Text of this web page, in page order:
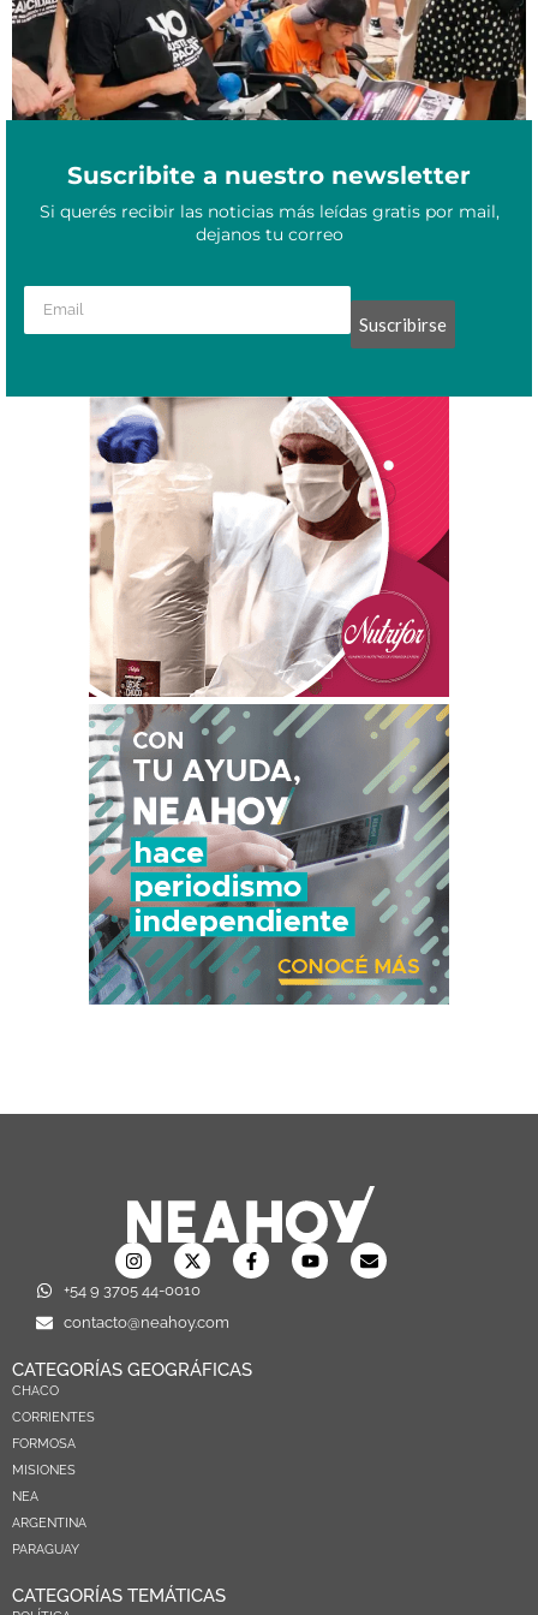
Suscribite a nuestro newsletter
Si querés recibir las noticias más leídas gratis por mail,
dejanos tu correo
Suscribirse
+54 9 3705 44-0010
contacto@neahoy.com
CATEGORÍAS GEOGRÁFICAS
CHACO
CORRIENTES
FORMOSA
MISIONES
NEA
ARGENTINA
PARAGUAY
CATEGORÍAS TEMÁTICAS